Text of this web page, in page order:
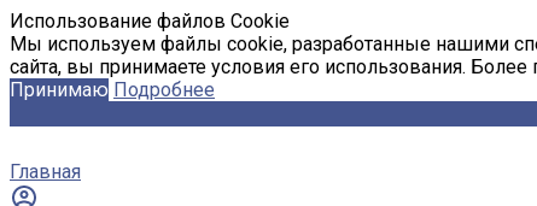
Использование файлов Cookie
Мы используем файлы cookie, разработанные нашими
сайта, вы принимаете условия его использования.
Принимаю Подробнее
Главная